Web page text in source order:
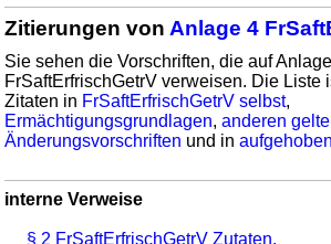
Zitierungen von Anlage 4
Sie sehen die Vorschriften, die auf
FrSaftErfrischGetrV verweisen. Die Liste
Zitaten in FrSaftErfrischGetrV selbst,
Ermächtigungsgrundlagen,anderen
Änderungsvorschriften und in
interne Verweise
§ 2 FrSaftErfrischGetrV Zutaten,